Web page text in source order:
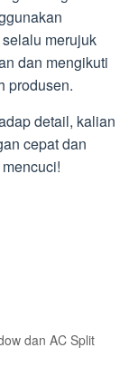
merujuk
dan mengikuti
produsen.
detail, kalian
cepat dan
dan AC Split